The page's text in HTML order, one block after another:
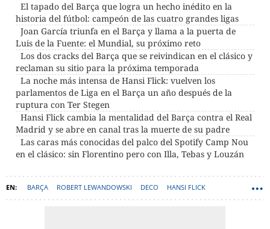
El tapado del Barça que logra un hecho inédito en la
historia del fútbol: campeón de las cuatro grandes ligas
Joan García triunfa en el Barça y llama a la puerta de
Luis de la Fuente: el Mundial, su próximo reto
Los dos cracks del Barça que se reivindican en el clásico y
reclaman su sitio para la próxima temporada
La noche más intensa de Hansi Flick: vuelven los
parlamentos de Liga en el Barça un año después de la
ruptura con Ter Stegen
Hansi Flick cambia la mentalidad del Barça contra el Real
Madrid y se abre en canal tras la muerte de su padre
Las caras más conocidas del palco del Spotify Camp Nou
en el clásico: sin Florentino pero con Illa, Tebas y Louzán
BARÇA ROBERT LEWANDOWSKI DECO HANSI FLICK